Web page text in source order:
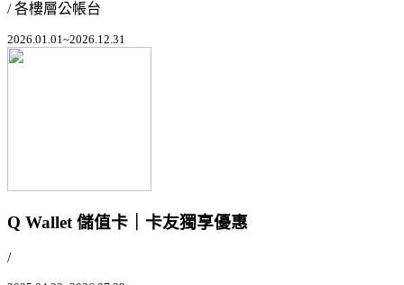
/ 各樓層公帳台
2026.01.01~2026.12.31
Q Wallet 儲值卡｜卡友獨享優惠
/